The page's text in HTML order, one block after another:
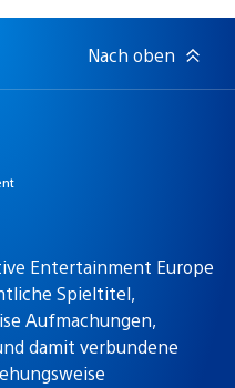
Nach oben
Entertainment Europe
Spieltitel,
Aufmachungen,
damit verbundene